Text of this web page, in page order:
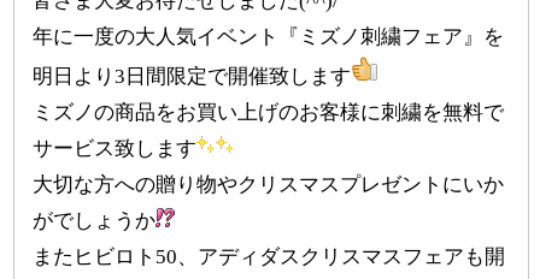
年に一度の大人気イベント『ミズノ刺繍フェア』を
明日より3日間限定で開催致します
ミズノの商品をお買い上げのお客様に刺繍を無料で
サービス致します
大切な方への贈り物やクリスマスプレゼントにいか
がでしょうか
またヒビロト50、アディダスクリスマスフェアも開